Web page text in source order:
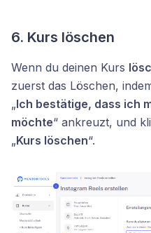
6. Kurs löschen
Wenn du deinen Kurs
zuerst das Löschen,
„Ich bestätige, dass ich
möchte“ ankreuzt, und
„Kurs löschen“.